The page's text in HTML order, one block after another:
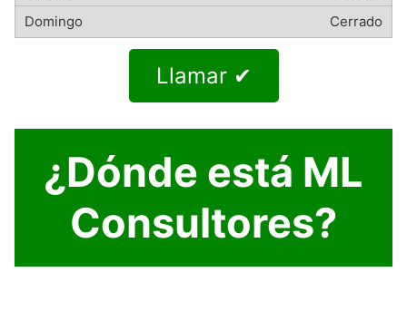
Cerrado
Llamar ✔
¿Dónde está ML
Consultores?